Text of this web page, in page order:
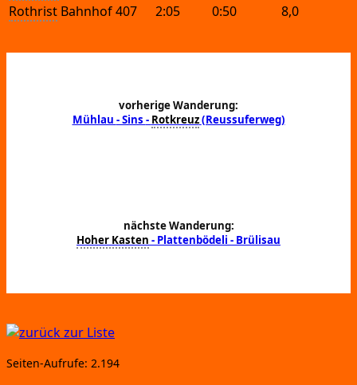
Rothrist Bahnhof407 2:05 0:50 8,0
vorherige Wanderung:
Mühlau - Sins - Rotkreuz(Reussuferweg)
nächste Wanderung:
Hoher Kasten - Plattenbödeli - Brülisau
Sei­ten-Auf­ru­fe: 2.194